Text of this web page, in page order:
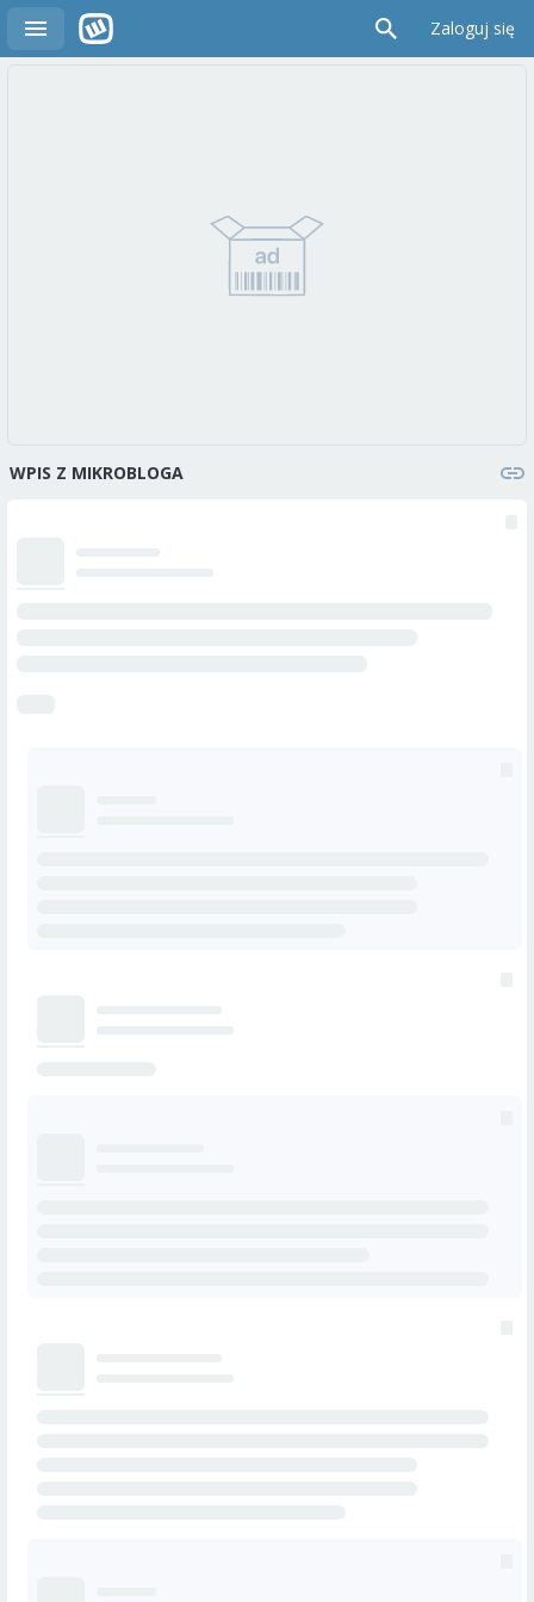
Zaloguj się
WPIS Z MIKROBLOGA